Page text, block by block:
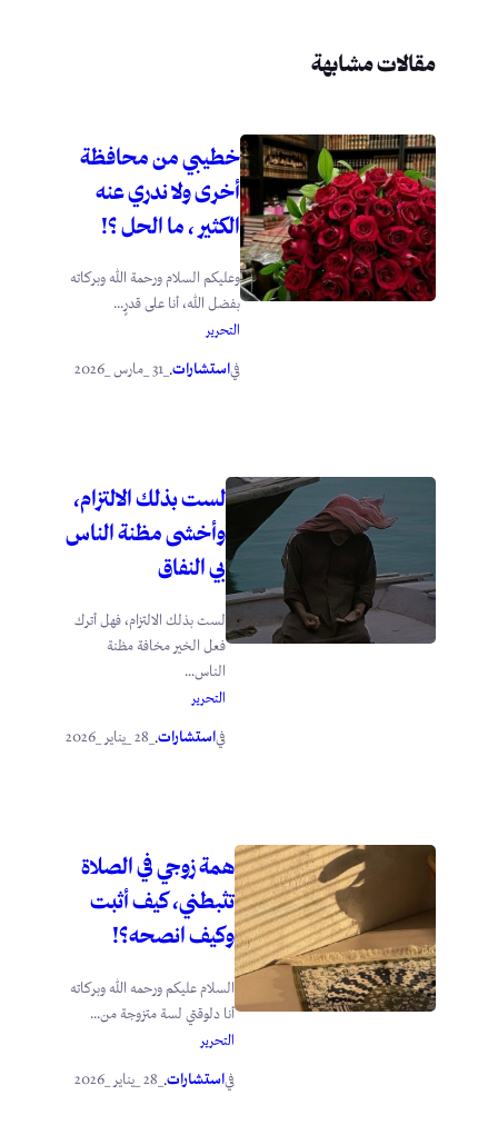
مقالات مشابهة
خطيبي من محافظة
أخرى ولا ندري عنه
الكثير ، ما الحل ؟!
وعليكم السلام ورحمة الله وبركاته
بفضل الله، أنا على قدرٍ...
التحرير
فياستشارات. _31 _مارس _2026
لست بذلك الالتزام،
وأخشى مظنة الناس
بي النفاق
لست بذلك الالتزام، فهل أترك
فعل الخير مخافة مظنة
الناس...
التحرير
فياستشارات.
همة زوجي في الصلاة
تثبطني، كيف أثبت
وكيف انصحه؟!
السلام عليكم ورحمه الله وبركاته
أنا دلوقتي لسة متزوجة من...
التحرير
فياستشارات.